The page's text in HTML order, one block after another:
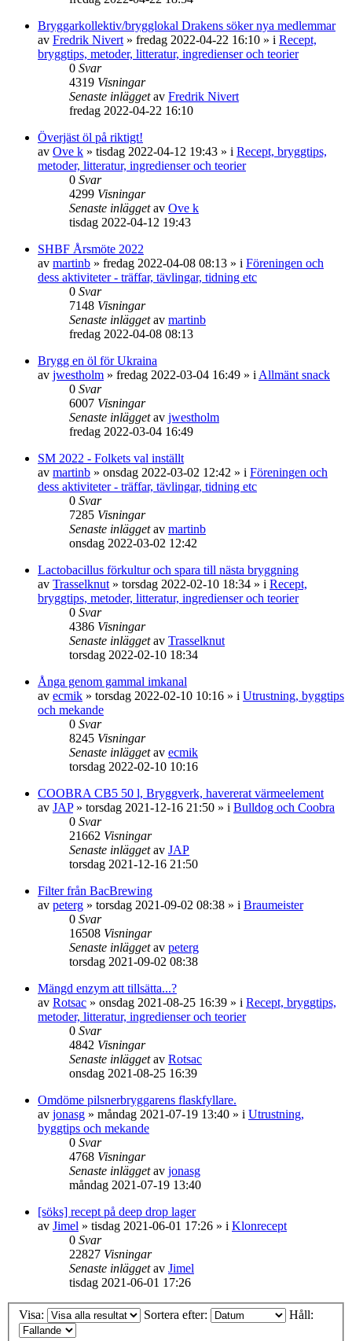
Bryggarkollektiv/brygglokal Drakens söker nya medlemmar
av Fredrik Nivert » fredag 2022-04-22 16:10 » i Recept,
bryggtips, metoder, litteratur, ingredienser och teorier
0 Svar
4319 Visningar
Senaste inläggetav Fredrik Nivert
fredag 2022-04-22 16:10
Överjäst öl på riktigt!
av Ove k » tisdag 2022-04-12 19:43 » i Recept, bryggtips,
metoder, litteratur, ingredienser och teorier
0 Svar
4299 Visningar
Senaste inläggetav Ove k
tisdag 2022-04-12 19:43
SHBF Årsmöte 2022
av martinb » fredag 2022-04-08 08:13 » i Föreningen och
dess aktiviteter - träffar, tävlingar, tidning etc
0 Svar
7148 Visningar
Senaste inläggetav martinb
fredag 2022-04-08 08:13
Brygg en öl för Ukraina
av jwestholm » fredag 2022-03-04 16:49 » i Allmänt snack
0 Svar
6007 Visningar
Senaste inläggetav jwestholm
fredag 2022-03-04 16:49
SM 2022 - Folkets val inställt
av martinb » onsdag 2022-03-02 12:42 » i Föreningen och
dess aktiviteter - träffar, tävlingar, tidning etc
0 Svar
7285 Visningar
Senaste inläggetav martinb
onsdag 2022-03-02 12:42
Lactobacillus förkultur och spara till nästa bryggning
av Trasselknut » torsdag 2022-02-10 18:34 » i Recept,
bryggtips, metoder, litteratur, ingredienser och teorier
0 Svar
4386 Visningar
Senaste inläggetav Trasselknut
torsdag 2022-02-10 18:34
Ånga genom gammal imkanal
av ecmik » torsdag 2022-02-10 10:16 » i Utrustning, byggtips
och mekande
0 Svar
8245 Visningar
Senaste inläggetav ecmik
torsdag 2022-02-10 10:16
COOBRA CB5 50 l, Bryggverk, havererat värmeelement
av JAP» torsdag 2021-12-16 21:50 » i Bulldog och Coobra
0 Svar
21662 Visningar
Senaste inläggetav JAP
torsdag 2021-12-16 21:50
Filter från BacBrewing
av peterg » torsdag 2021-09-02 08:38 » i Braumeister
0 Svar
16508 Visningar
Senaste inläggetav peterg
torsdag 2021-09-02 08:38
Mängd enzym att tillsätta...?
av Rotsac » onsdag 2021-08-25 16:39 » i Recept, bryggtips,
metoder, litteratur, ingredienser och teorier
0 Svar
4842 Visningar
Senaste inläggetav Rotsac
onsdag 2021-08-25 16:39
Omdöme pilsnerbryggarens flaskfyllare.
av jonasg » måndag 2021-07-19 13:40 » i Utrustning,
byggtips och mekande
0 Svar
4768 Visningar
Senaste inläggetav jonasg
måndag 2021-07-19 13:40
[söks] recept på deep drop lager
av Jimel » tisdag 2021-06-01 17:26 » i Klonrecept
0 Svar
22827 Visningar
Senaste inläggetav Jimel
tisdag 2021-06-01 17:26
Visa: Sortera efter: Håll: